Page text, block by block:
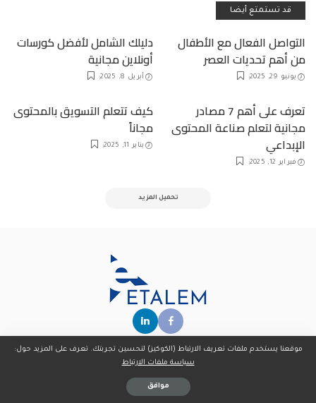
قد تستمتع أيضا
التواصل الفعال مع الأطفال
من أهم تحديات العصر
يونيو 29, 2025
دليلك الشامل لأفضل كورسات
أونلاين مجانية
أبريل 8, 2025
تعرف على أهم 7 مصادر
مجانية لتعلم صناعة المحتوى
الإبداعي
فبراير 12, 2025
كيف تتعلم التسويق بالمحتوى
مجاناً
يناير 11, 2025
تحميل المزيد
شروط الخدمة
سياسة ملفات الارتباط (Cookie Policy)
سياسة الخصوصية إخلاء المسؤولية
موقعنا يستخدم ملفات تعريف الارتباط (الكوكيز) لتحسين تجربتك. تعرف على المزيد حول:
سياسة ملفات الارتباط
موافق